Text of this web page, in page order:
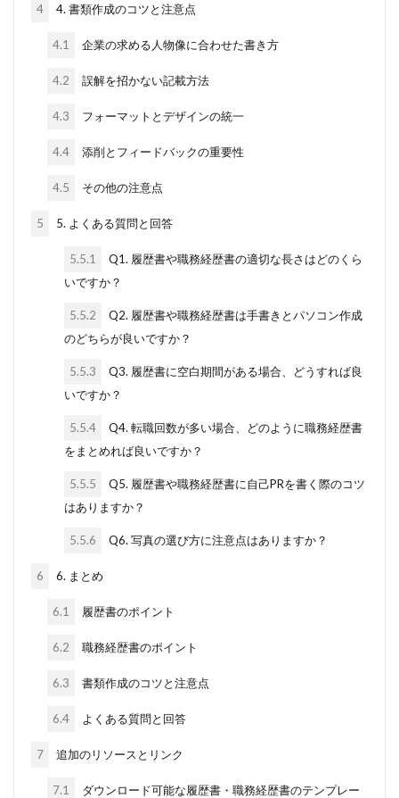
4 4. 書類作成のコツと注意点
4.1 企業の求める人物像に合わせた書き方
4.2 誤解を招かない記載方法
4.3 フォーマットとデザインの統一
4.4 添削とフィードバックの重要性
4.5 その他の注意点
5 5. よくある質問と回答
5.5.1
Q1. 履歴書や職務経歴書の適切な長さはどのくら
いですか？
5.5.2
Q2. 履歴書や職務経歴書は手書きとパソコン作成
のどちらが良いですか？
5.5.3
Q3. 履歴書に空白期間がある場合、どうすれば良
いですか？
5.5.4
Q4. 転職回数が多い場合、どのように職務経歴書
をまとめれば良いですか？
5.5.5
Q5. 履歴書や職務経歴書に自己PRを書く際のコツ
はありますか？
5.5.6 Q6. 写真の選び方に注意点はありますか？
6 6. まとめ
6.1 履歴書のポイント
6.2 職務経歴書のポイント
6.3 書類作成のコツと注意点
6.4 よくある質問と回答
7 追加のリソースとリンク
7.1
ダウンロード可能な履歴書・職務経歴書のテンプレー